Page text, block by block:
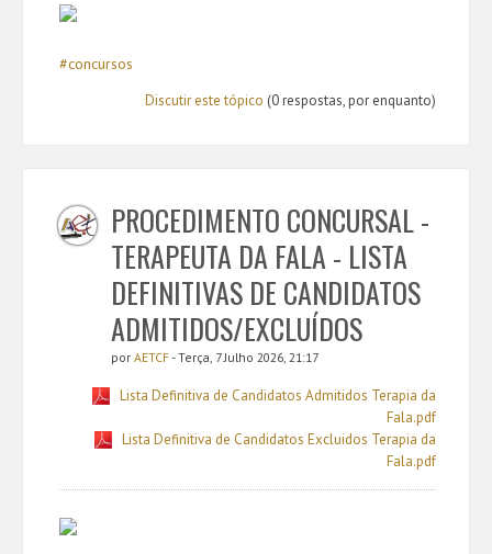
#concursos
Discutir este tópico (0 respostas, por enquanto)
PROCEDIMENTO CONCURSAL -
TERAPEUTA DA FALA - LISTA
DEFINITIVAS DE CANDIDATOS
ADMITIDOS/EXCLUÍDOS
por AETCF- Terça, 7 Julho 2026, 21:17
Lista Definitiva de Candidatos Admitidos Terapia da
Fala.pdf
Lista Definitiva de Candidatos Excluidos Terapia da
Fala.pdf